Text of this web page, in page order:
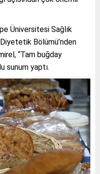
Üniversitesi Sağlık
Bölümü’nden
“Tam buğday
sunum yaptı.